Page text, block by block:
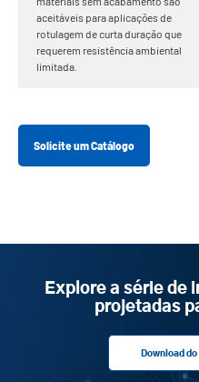
aceitáveis para aplicações de
rotulagem de curta duração que
requerem resistência ambiental
limitada.
Solicite um Catálogo
Explore a série de
projetadas
Download